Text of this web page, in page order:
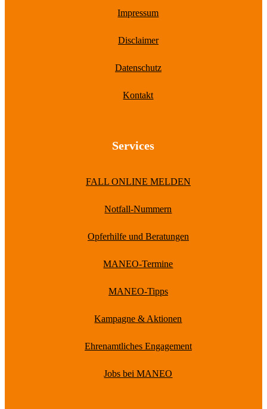
Impressum
Disclaimer
Datenschutz
Kontakt
Services
FALL ONLINE MELDEN
Notfall-Nummern
Opferhilfe und Beratungen
MANEO-Termine
MANEO-Tipps
Kampagne & Aktionen
Ehrenamtliches Engagement
Jobs bei MANEO